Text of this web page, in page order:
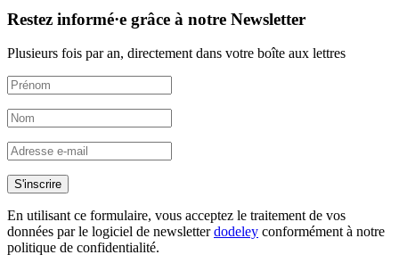
Restez informé·e grâce à notre Newsletter
Plusieurs fois par an, directement dans votre boîte aux lettres
S'inscrire
En utilisant ce formulaire, vous acceptez le traitement de vos
données par le logiciel de newsletterdodeley conformément à notre
politique de confidentialité.